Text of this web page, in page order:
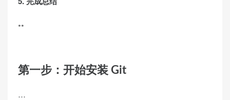
**
第一步：开始安装 Git
…